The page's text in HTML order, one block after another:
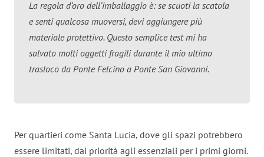
La regola d’oro dell’imballaggio è: se scuoti la scatola
e senti qualcosa muoversi, devi aggiungere più
materiale protettivo. Questo semplice test mi ha
salvato molti oggetti fragili durante il mio ultimo
trasloco da Ponte Felcino a Ponte San Giovanni.
Per quartieri come Santa Lucia, dove gli spazi potrebbero
essere limitati, dai priorità agli essenziali per i primi giorni.